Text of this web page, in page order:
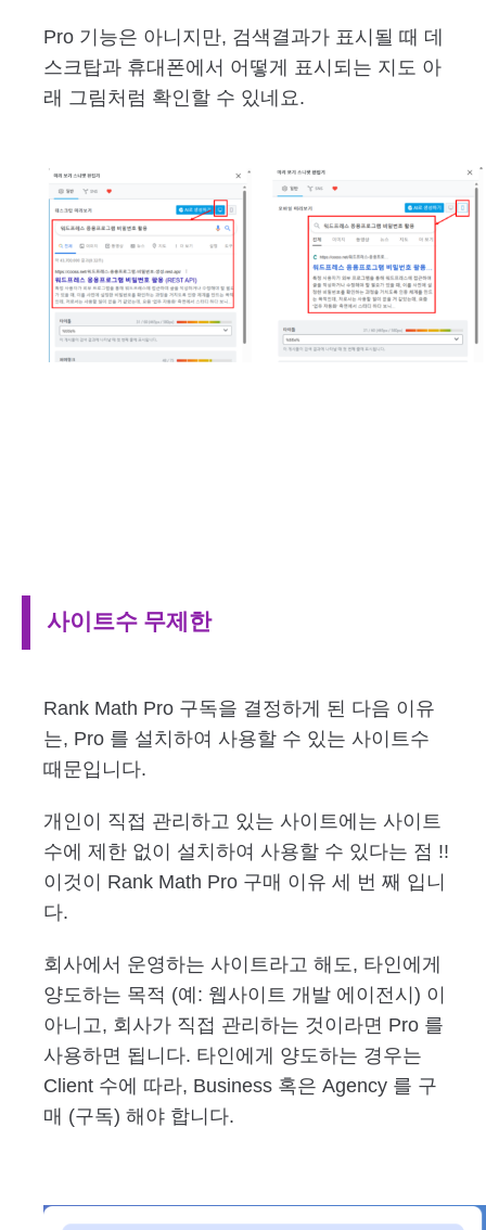
Pro 기능은 아니지만, 검색결과가 표시될 때 데
스크탑과 휴대폰에서 어떻게 표시되는 지도 아
래 그림처럼 확인할 수 있네요.
사이트수 무제한
Rank Math Pro 구독을 결정하게 된 다음 이유
는, Pro 를 설치하여 사용할 수 있는 사이트수
때문입니다.
개인이 직접 관리하고 있는 사이트에는 사이트
수에 제한 없이 설치하여 사용할 수 있다는 점 !!
이것이 Rank Math Pro 구매 이유 세 번 째 입니
다.
회사에서 운영하는 사이트라고 해도, 타인에게
양도하는 목적 (예: 웹사이트 개발 에이전시) 이
아니고, 회사가 직접 관리하는 것이라면 Pro 를
사용하면 됩니다. 타인에게 양도하는 경우는
Client 수에 따라, Business 혹은 Agency 를 구
매 (구독) 해야 합니다.